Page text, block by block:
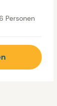
Personen